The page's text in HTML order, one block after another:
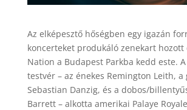
Az elképesztő hőségben egy igazán
koncerteket produkáló zenekart hozott
Nation a Budapest Parkba kedd este.
testvér – az énekes Remington Leith, a
Sebastian Danzig, és a dobos/
Barrett – alkotta amerikai Palaye